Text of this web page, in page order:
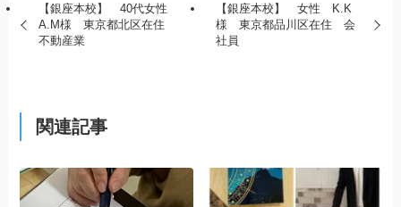
【銀座本校】 40代女性
A.M様 東京都北区在住
不動産業
【銀座本校】 女性 K.K
様 東京都品川区在住 会
社員
関連記事